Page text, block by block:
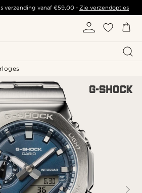
verzending vanaf €59,00- Zie verzendopties